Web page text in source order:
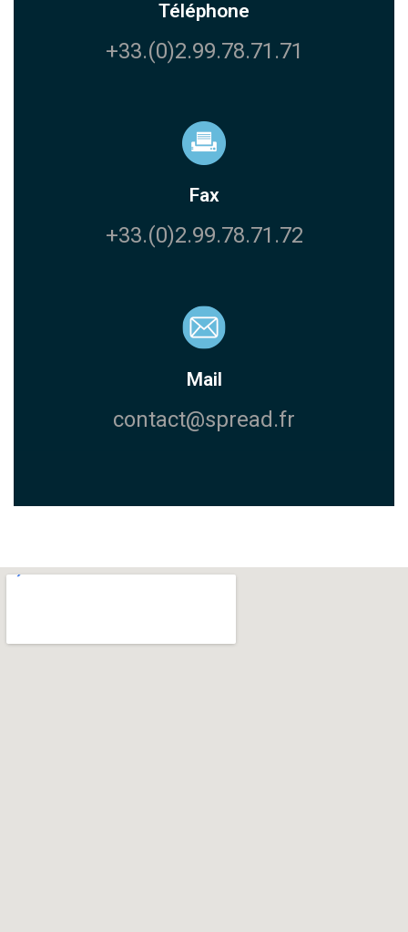
Téléphone
+33.(0)2.99.78.71.71
Fax
+33.(0)2.99.78.71.72
Mail
contact@spread.fr